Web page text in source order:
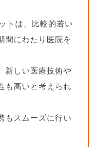
トは、比較的若い
間にわたり医院を
新しい医療技術や
も高いと考えられ
もスムーズに行い